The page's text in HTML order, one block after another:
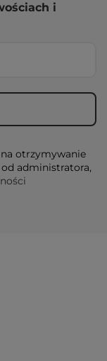
i
otrzymywanie
administratora,